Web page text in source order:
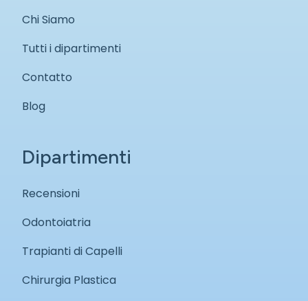
Chi Siamo
Tutti i dipartimenti
Contatto
Blog
Dipartimenti
Recensioni
Odontoiatria
Trapianti di Capelli
Chirurgia Plastica